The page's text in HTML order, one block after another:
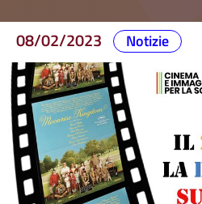
08/02/2023 Notizie